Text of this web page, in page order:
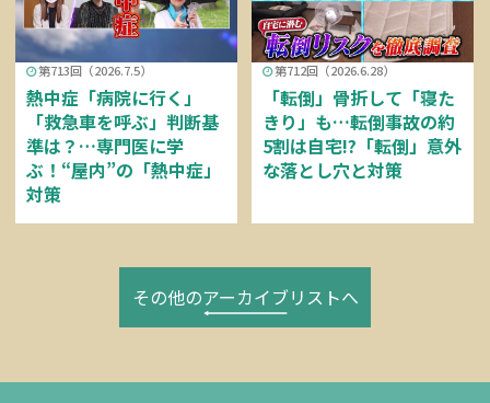
第713回（2026.7.5）
熱中症「病院に行く」
「救急車を呼ぶ」判断基
準は？…専門医に学
ぶ！“屋内”の「熱中症」
対策
第712回（2026.6.28）
「転倒」骨折して「寝た
きり」も…転倒事故の約
5割は自宅!?「転倒」意外
な落とし穴と対策
その他のアーカイブリストへ